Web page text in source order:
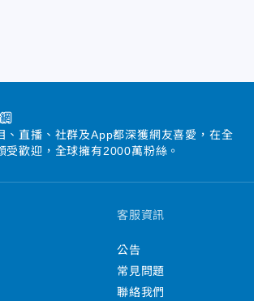
、直播、社群及App都深獲網友喜愛，在全
受歡迎，全球擁有2000萬粉絲。
客服資訊
公告
常見問題
聯絡我們